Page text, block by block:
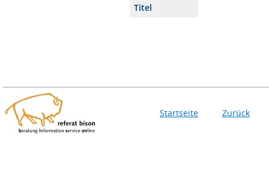
Titel
Startseite Zurück